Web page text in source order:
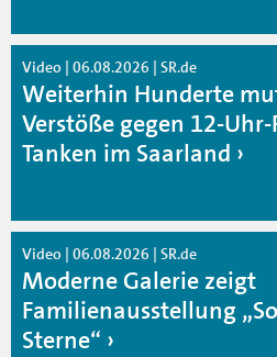
Video | 06.08.2026 | SR.de
Weiterhin Hunderte
Verstöße gegen 12-
Tanken im Saarland
Video | 06.08.2026 | SR.de
Moderne Galerie zeigt
Familienausstellung
Sterne“